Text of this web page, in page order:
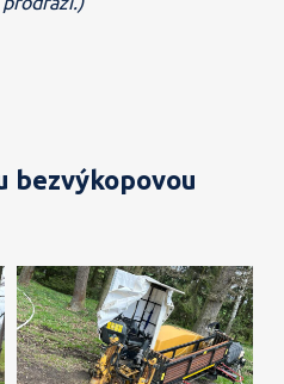
bezvýkopovou